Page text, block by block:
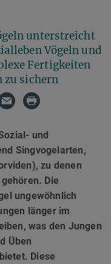
unterstreicht
Vögeln und
Fertigkeiten
zu sichern
und
Singvogelarten,
zu denen
Die
ungewöhnlich
länger im
was den Jungen
Üben
Diese